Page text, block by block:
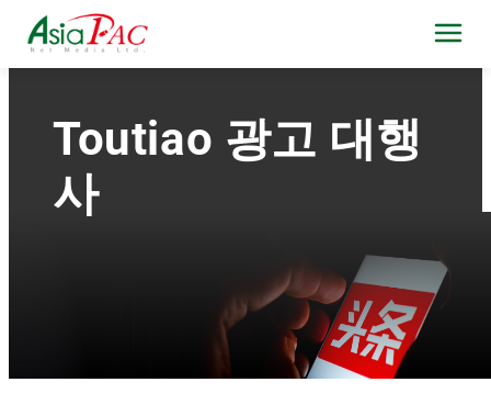
Toutiao 광고 대행
사